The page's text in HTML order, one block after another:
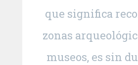
que significa
zonas
museos, es sin